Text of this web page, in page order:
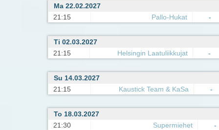
Ma 22.02.2027
21:15
Pallo-Hukat -
Ti 02.03.2027
21:15
Helsingin Laatuliikkujat -
Su 14.03.2027
21:15
Kaustick Team & KaSa -
To 18.03.2027
21:30
Supermiehet -